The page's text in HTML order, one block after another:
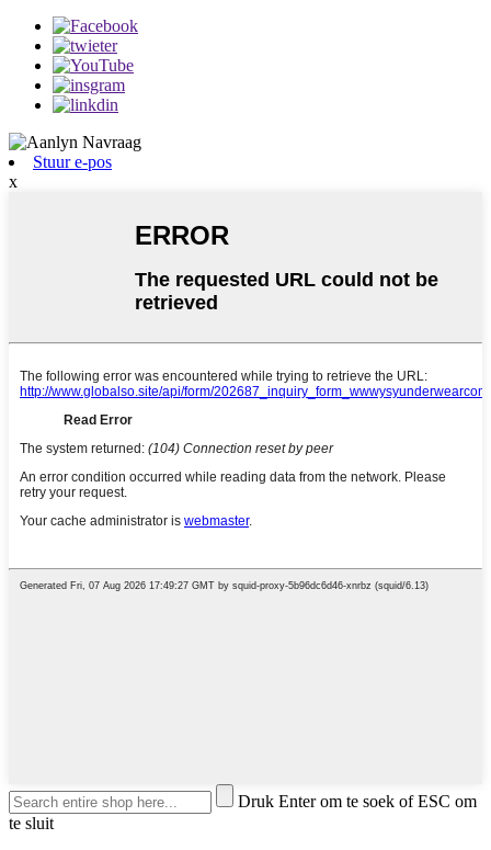
Stuur e-pos
x
Druk Enter om te soek of ESC om
te sluit